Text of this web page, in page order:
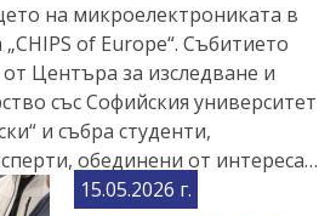
на микроелектрониката в
of Europe“. Събитието
Центъра за изследване и
със Софийския университет
и събра студенти,
обединени от интереса…
15.05.2026 г.